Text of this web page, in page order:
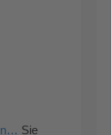
Sie